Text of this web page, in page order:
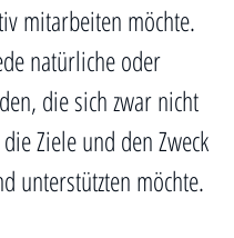
mitarbeiten möchte.
natürliche oder
die sich zwar nicht
Ziele und den Zweck
unterstützten möchte.